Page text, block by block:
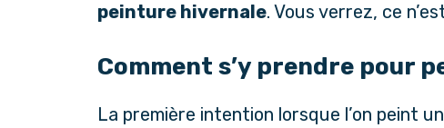
peinture hivernale. Vous verrez, ce
Comment s’y prendre pour
La première intention lorsque l’on peint